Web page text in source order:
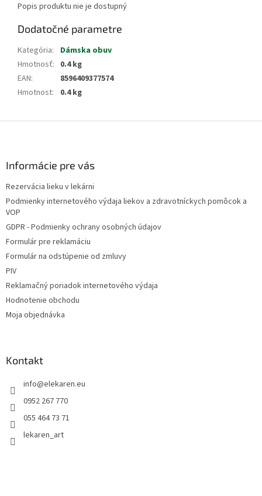
Popis produktu nie je dostupný
Dodatočné parametre
Kategória:
Dámska obuv
Hmotnosť: 0.4 kg
EAN:
8596409377574
Hmotnost: 0.4 kg
Informácie pre vás
Rezervácia lieku v lekárni
Podmienky internetového výdaja liekov a zdravotníckych pomôcok a
VOP
GDPR - Podmienky ochrany osobných údajov
Formulár pre reklamáciu
Formulár na odstúpenie od zmluvy
PIV
Reklamačný poriadok internetového výdaja
Hodnotenie obchodu
Moja objednávka
Kontakt
info@elekaren.eu
0952 267 770
055 464 73 71
lekaren_art